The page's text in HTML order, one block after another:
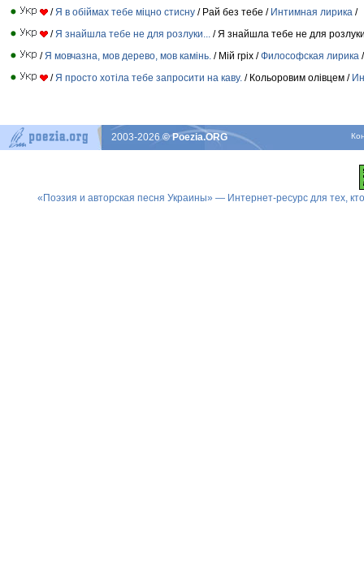
/ Я в обіймах тебе міцно стисну / Рай без тебе / Интимная лирика /
/ Я знайшла тебе не для розлуки...
/ Я знайшла тебе не для
/ Я мовчазна, мов дерево, мов камінь. / Мiй грiх /Философская лирика /
/ Я просто хотіла тебе запросити на каву. / Кольоровим олівцем /
2003-2026© Poezia.ORG
«Поэзия и авторская песня Украины» — Интернет-ресурс для тех,